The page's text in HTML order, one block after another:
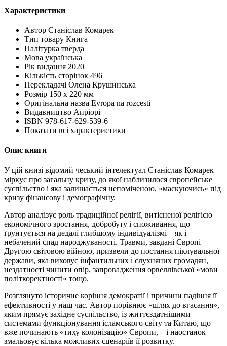
Характеристики
Автор Станіслав Комарек
Тип товару Книга
Палітурка тверда
Мова українська
Рік видання 2020
Кількість сторінок 496
Перекладачі Олена Крушинська
Розмір 150 х 220 мм
Оригінальна назва Evropa na rozcestі
Видавництво Апріорі
ISBN 978-617-629-539-6
Показати всі характеристики
Опис книги
У цій книзі відомий чеський інтелектуал Станіслав Комарек
міркує про загальну кризу, до якої наблизилося європейське
суспільство і яка залишається непоміченою, «маскуючись» під
кризу фінансову і демографічну.
Автор аналізує роль традиційної релігії, витісненої релігією
економічного зростання, добробуту і споживання, що
ґрунтується на дедалі глибшому індивідуалізмі – як і
небачений спад народжуваності. Травми, завдані Європі
Другою світовою війною, призвели до постання піклувальної
держави, яка виховує інфантильних і слухняних громадян,
нездатності чинити опір, запровадження орвеллівської «мови
політкоректності» тощо.
Розглянуто історичне коріння демократії і причини падіння її
ефективності у наш час. Автор порівнює «шлях до вгасання»,
яким прямує західне суспільство, із життєздатнішими
системами функціонування ісламського світу та Китаю, що
вже починають «тиху колонізацію» Європи, – і наостанок
змальовує кілька можливих сценаріїв її розвитку.